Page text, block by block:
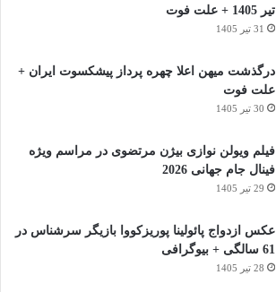
تیر 1405 + علت فوت
31 تیر 1405
درگذشت میهن اعلا چهره پرداز پیشکسوت ایران +
علت فوت
30 تیر 1405
فیلم ویولن نوازی بیژن مرتضوی در مراسم ویژه
فینال جام جهانی 2026
29 تیر 1405
عکس ازدواج پائولینا پوریزکووا بازیگر سرشناس در
61 سالگی + بیوگرافی
28 تیر 1405